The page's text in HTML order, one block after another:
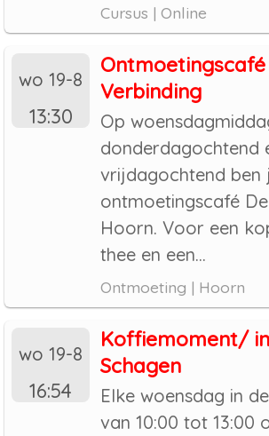
Cursus | Online
wo 19-8
13:30
Ontmoetingscafé
Verbinding
Op
donderdagochtend
vrijdagochtend ben
ontmoetingscafé
Hoorn. Voor een
thee en een...
Ontmoeting | Hoorn
wo 19-8
16:54
Koffiemoment/
Schagen
Elke woensdag in
van 10:00 tot 13:00